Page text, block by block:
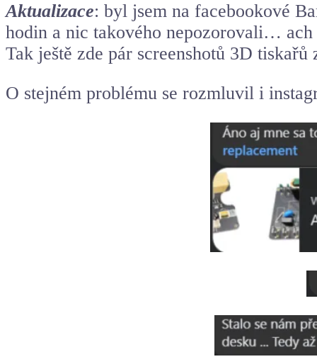
Aktualizace: byl jsem na facebookové
hodin a nic takového nepozorovali…
Tak ještě zde pár screenshotů 3D
O stejném problému se rozmluvil i